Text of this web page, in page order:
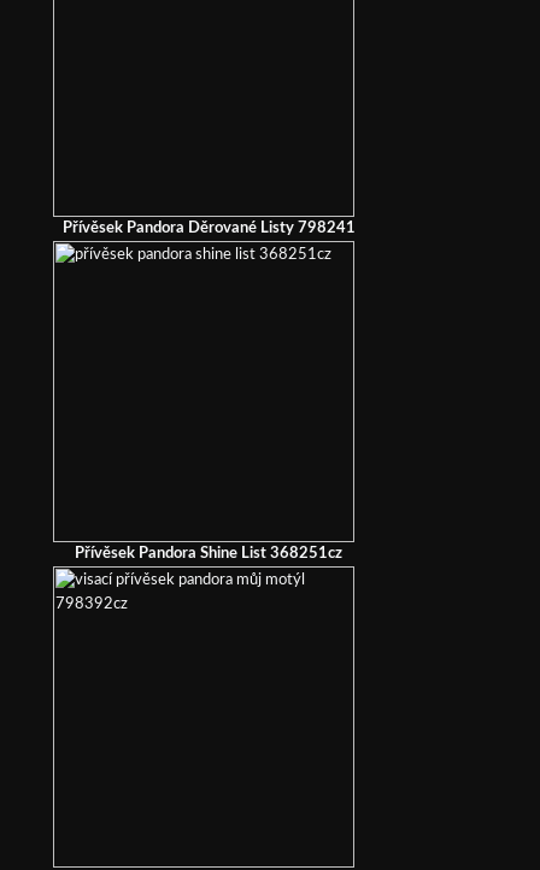
Přívěsek Pandora Děrované Listy 798241
Přívěsek Pandora Shine List 368251cz